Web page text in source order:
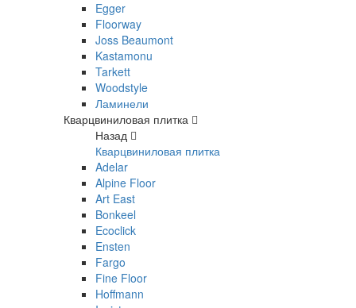
Egger
Floorway
Joss Beaumont
Kastamonu
Tarkett
Woodstyle
Ламинели
Кварцвиниловая плитка
Назад
Кварцвиниловая плитка
Adelar
Alpine Floor
Art East
Bonkeel
Ecoclick
Ensten
Fargo
Fine Floor
Hoffmann